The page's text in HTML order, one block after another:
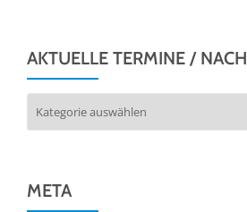
AKTUELLE TERMINE /
Termine
META